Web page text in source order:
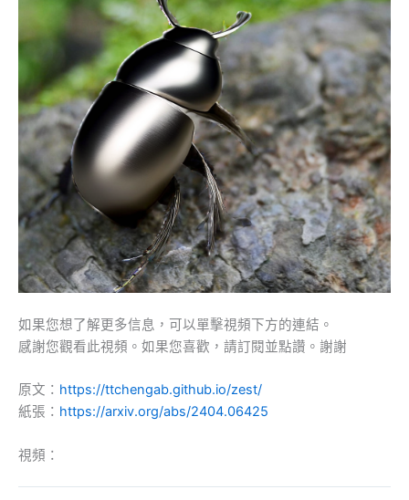
如果您想了解更多信息，可以單擊視頻下方的連結。
感謝您觀看此視頻。如果您喜歡，請訂閱並點讚。謝謝
原文： https://ttchengab.github.io/zest/
紙張： https://arxiv.org/abs/2404.06425
視頻：